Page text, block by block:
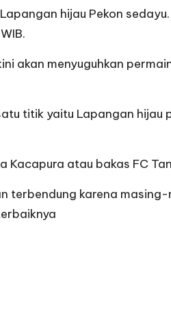
hijau Pekon sedayu.
akan menyuguhkan
titik yaitu Lapangan hijau
Kacapura atau bakas FC
terbendung karena